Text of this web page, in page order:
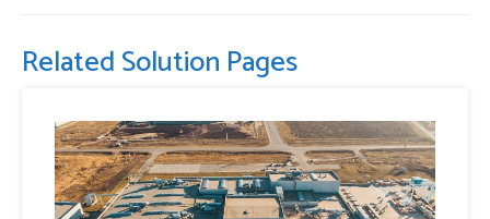
Related Solution Pages